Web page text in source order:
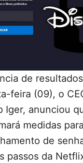
de
feira (09), o
Iger, anunciou
medidas
de
passos da